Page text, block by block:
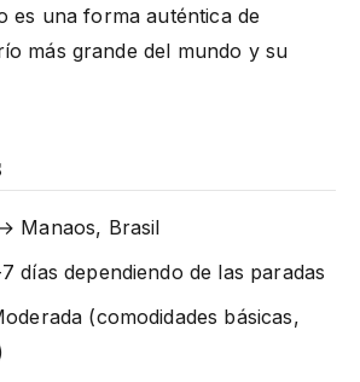
es una forma auténtica de
más grande del mundo y su
Manaos, Brasil
días dependiendo de las paradas
(comodidades básicas,